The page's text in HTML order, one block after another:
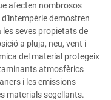
afecten nombrosos
demostren
seves propietats de
a pluja, neu, vent i
del material protegeix
atmosfèrics
i les emissions
materials segellants.